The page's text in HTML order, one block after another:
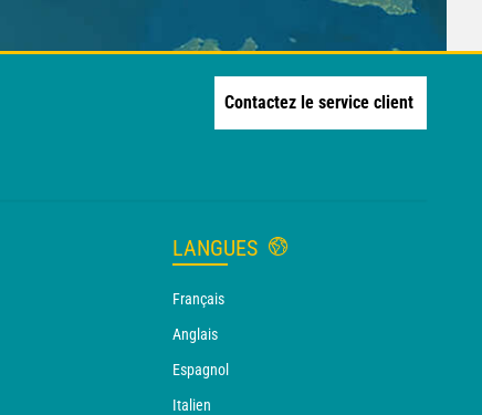
Contactez le service client
LANGUES
Français
Anglais
Espagnol
Italien